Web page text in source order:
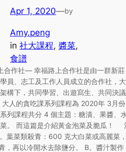
Apr 1, 2020—by
Amy.peng
in 社大課程, 醬菜
食譜
合作社— 幸福路上合作社是由一群新莊
員、志工及工作人員成立的合作社，大
構下，共同學習、出遊寫生、共同決議
大人的貪吃課系列課程為 2020年 3月份
列課程共分 4 個主題：糖漬、果醬、
。 而這篇是介紹黃金泡菜及脆瓜！
葉菜類殺青：600 克大白菜或高麗菜，
，再以冷開水去除鹽分。 B。醬汁製作